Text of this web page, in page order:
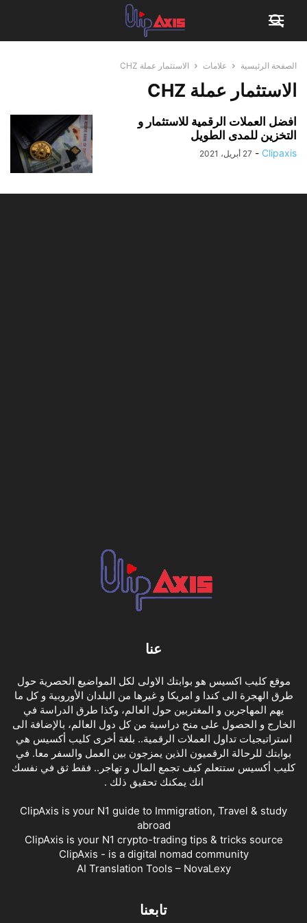
الصفحة الرئيسية علامات الاستثمار عملة CHZ
الاستثمار عملة CHZ
افضل العملات الرقمية للاستثمار و
التخزين للمدى الطويل
Clipaxis
- 27 أبريل، 2021
عنا
موقع كليب اكسيس هو بوابتك الاولى لكل المواضيع الحصرية حول
طرق الهجرة الى كندا و امريكا و غيرها من البلدان الأوروبية و كل ما
يهم المهاجرين و المغتربين حول العالم، وكذا طرق الدراسة في
الخارج و الحصول على منح دراسية من كل دول العالم، بالإضافة الى
استراتيجيات تداول العملات الرقمية.. بلغة أخرى كليب أكسيس هي
بوابتك للرحالة الرقميون الذين يمزجون بين العمل والسفر معا. في
كليب أكسيس ستتعلم كيف تجمع المال و تهاجر.. فقط ثق في نفسك
انك يمكنك تحقيق ذلك .
ClipAxis is your N1 guide to Immigration, Travel & study
abroad
ClipAxis is your N1 crypto-trading tips & tricks source
ClipAxis - is a digital nomad community
AI Translation Tools – NovaLexy
تابعنا